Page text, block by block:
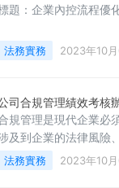
題：企業內控流程優
法務實務 2023年10
司合規管理績效考核
規管理是現代企業必
及到企業的法律風險
多個方面。因此，如
效考核，成為了企業
法務實務 2023年10